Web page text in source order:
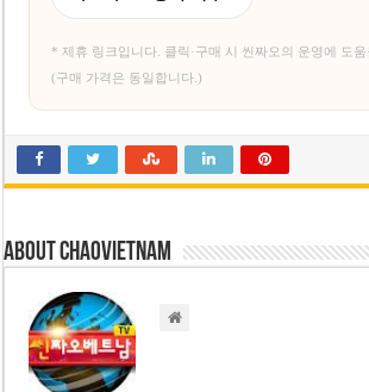
* 제휴 링크입니다. 클릭·구매 시 씬짜오의 운영에 도움
(구매 가격은 동일합니다.)
About chaovietnam